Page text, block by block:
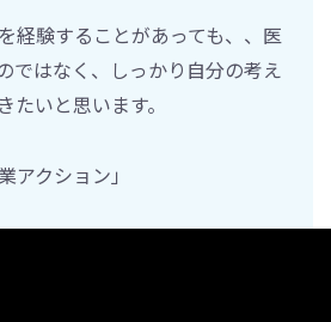
経験することがあっても、、医
ではなく、しっかり自分の考え
たいと思います。
アクション」